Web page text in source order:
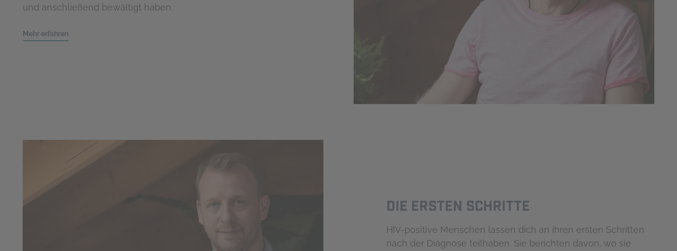
und anschließend bewältigt haben.
Mehr erfahren
DIE ERSTEN SCHRITTE
HIV-positive Menschen lassen dich an ihren ersten Schritten
nach der Diagnose teilhaben. Sie berichten davon, wo sie